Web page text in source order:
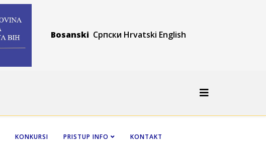
Bosanski Српски Hrvatski English
KONKURSI PRISTUP INFO KONTAKT